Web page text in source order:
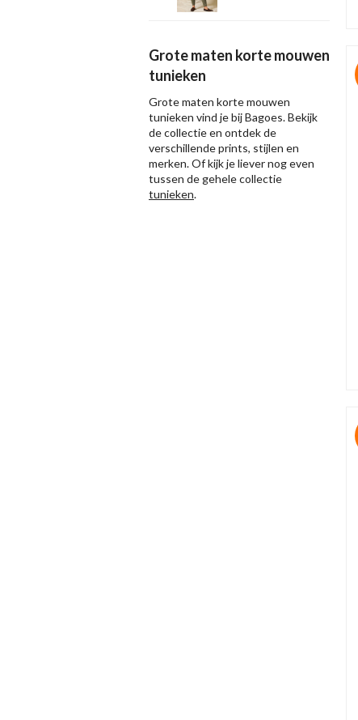
Grote maten korte mouwen
tunieken
Grote maten korte mouwen
tunieken vind je bij Bagoes. Bekijk
de collectie en ontdek de
verschillende prints, stijlen en
merken. Of kijk je liever nog even
tussen de gehele collectie
tunieken.